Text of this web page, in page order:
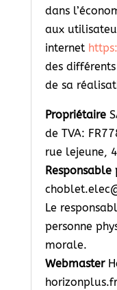
dans
aux
internet
des
de sa
Propriétaire
de TVA:
rue lejeune,
Le
personne
morale.
Webmaster
horizonplus.fr